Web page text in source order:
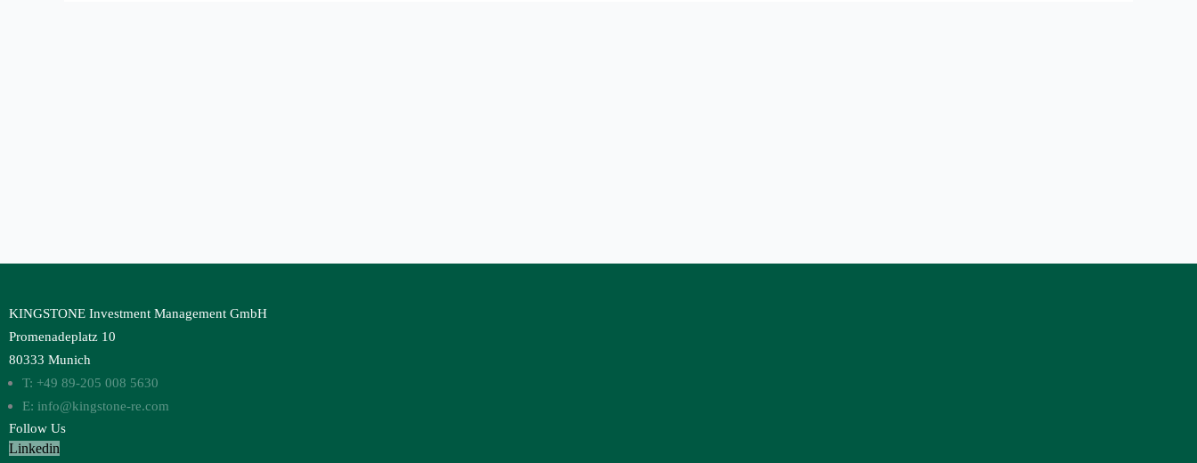
KINGSTONE Investment Management GmbH
Promenadeplatz 10
80333 Munich
T: +49 89-205 008 5630
E: info@kingstone-re.com
Follow Us
Linkedin